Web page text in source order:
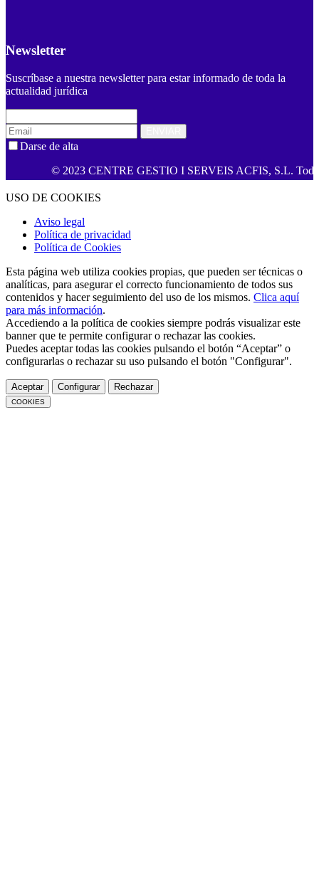
Newsletter
Suscríbase a nuestra newsletter para estar informado de toda la
actualidad jurídica
Darse de alta
© 2023 CENTRE GESTIO I SERVEIS ACFIS, S.L. Todos los
USO DE COOKIES
Aviso legal
Política de privacidad
Política de Cookies
Esta página web utiliza cookies propias, que pueden ser técnicas o
analíticas, para asegurar el correcto funcionamiento de todos sus
contenidos y hacer seguimiento del uso de los mismos. Clica aquí
para más información.
Accediendo a la política de cookies siempre podrás visualizar este
banner que te permite configurar o rechazar las cookies.
Puedes aceptar todas las cookies pulsando el botón “Aceptar” o
configurarlas o rechazar su uso pulsando el botón "Configurar".
Aceptar Configurar Rechazar
COOKIES